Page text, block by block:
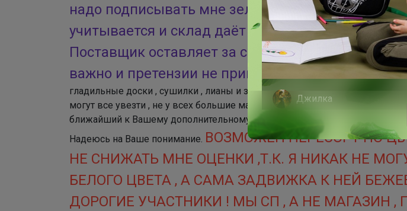
надо подписывать мне зелёную или красную и
учитывается и склад даёт то, что есть в
Поставщик оставляет за собой право вложить
важно и претензии не принимаю! Не согласны не
гладильные доски , сушилки , лианы и заказы габаритами больше 1 м ,
могут все увезти , не у всех большие машины и мы с Вами не одни . Если
ближайший к Вашему дополнительному). Центральный такие заказы не
Надеюсь на Ваше понимание. ВОЗМОЖЕН ПЕРЕСОРТ ПО
НЕ СНИЖАТЬ МНЕ ОЦЕНКИ ,Т.К. Я НИКАК НЕ
БЕЛОГО ЦВЕТА , А САМА ЗАДВИЖКА К НЕЙ
ДОРОГИЕ УЧАСТНИКИ ! МЫ СП , А НЕ МАГАЗИН ,
Джилка
В школу с радостью! всё